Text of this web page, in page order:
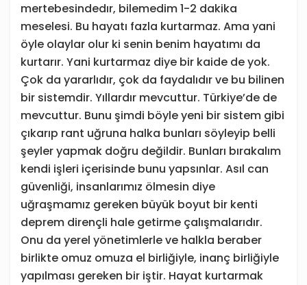
mertebesindedır, bilemedim 1-2 dakika
meselesi. Bu hayatı fazla kurtarmaz. Ama yani
öyle olaylar olur ki senin benim hayatımı da
kurtarır. Yani kurtarmaz diye bir kaide de yok.
Çok da yararlıdır, çok da faydalıdır ve bu bilinen
bir sistemdir. Yıllardır mevcuttur. Türkiye’de de
mevcuttur. Bunu şimdi böyle yeni bir sistem gibi
çıkarıp rant uğruna halka bunları söyleyip belli
şeyler yapmak doğru değildir. Bunları bırakalım
kendi işleri içerisinde bunu yapsınlar. Asıl can
güvenliği, insanlarımız ölmesin diye
uğraşmamız gereken büyük boyut bir kenti
deprem dirençli hale getirme çalışmalarıdır.
Onu da yerel yönetimlerle ve halkla beraber
birlikte omuz omuza el birliğiyle, inanç birliğiyle
yapılması gereken bir iştir. Hayat kurtarmak